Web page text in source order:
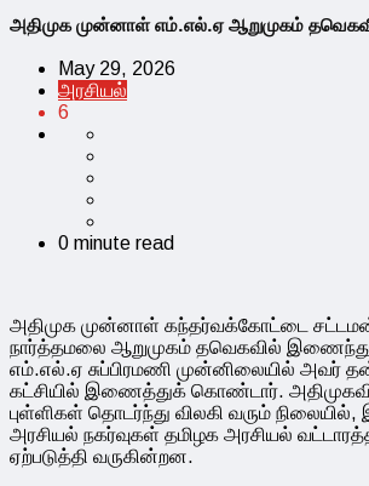
அதிமுக முன்னாள் எம்.எல்.ஏ ஆறுமுகம்
May 29, 2026
அரசியல்
6
0 minute read
அதிமுக முன்னாள் கந்தர்வக்கோட்டை
நார்த்தமலை ஆறுமுகம் தவெகவில்
எம்.எல்.ஏ சுப்பிரமணி முன்னிலையில் அவர்
கட்சியில் இணைத்துக் கொண்டார்.
புள்ளிகள் தொடர்ந்து விலகி வரும்
அரசியல் நகர்வுகள் தமிழக அரசியல்
ஏற்படுத்தி வருகின்றன.